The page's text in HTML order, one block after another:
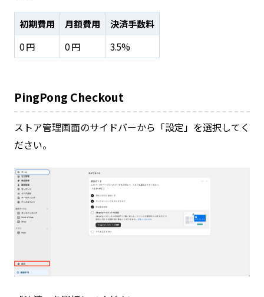
初期費用 月額費用
決済手数料
0 円
0 円 3.5%
PingPong Checkout
ストア管理画面のサイドバーから「設定」を選択してく
ださい。